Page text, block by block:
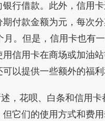
行借款。此外，信用卡
期付款金额为元，每次
月。但是，信用卡也有
用信用卡在商场或加油
可以提供一些额外的福利
，花呗、白条和信用
但它们的使用方式和费